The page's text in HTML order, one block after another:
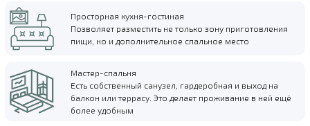
Просторная кухня-гостиная
Позволяет разместить не только зону приготовления
пищи, но и дополнительное спальное место
Мастер-спальня
Есть собственный санузел, гардеробная и выход на
балкон или террасу. Это делает проживание в ней ещё
более удобным